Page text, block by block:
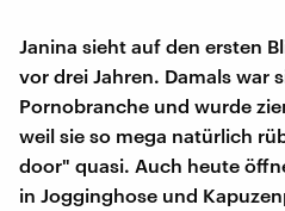
Janina sieht auf den ersten
vor drei Jahren. Damals war
Pornobranche und wurde
weil sie so mega natürlich
door" quasi. Auch heute
in Jogginghose und